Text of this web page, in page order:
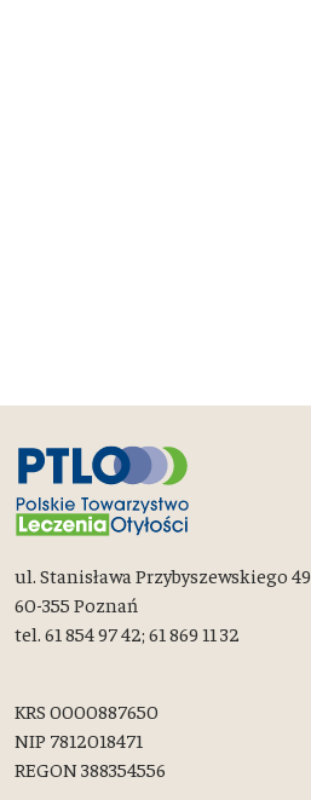
ul. Stanisława Przybyszewskiego 49
60-355 Poznań
tel. 61 854 97 42; 61 869 11 32
KRS 0000887650
NIP 7812018471
REGON 388354556